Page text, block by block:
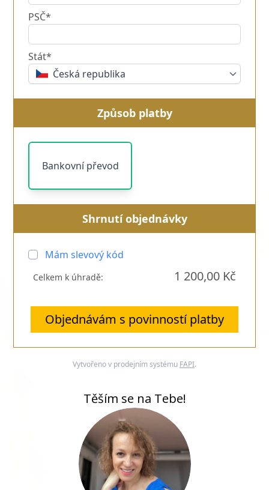
PSČ*
Stát*
Česká republika
Způsob platby
Bankovní převod
Shrnutí objednávky
Mám slevový kód
Celkem k úhradě: 1 200,00 Kč
Objednávám s povinností platby
Vytvořeno v prodejním systému FAPI.
Těším se na Tebe!